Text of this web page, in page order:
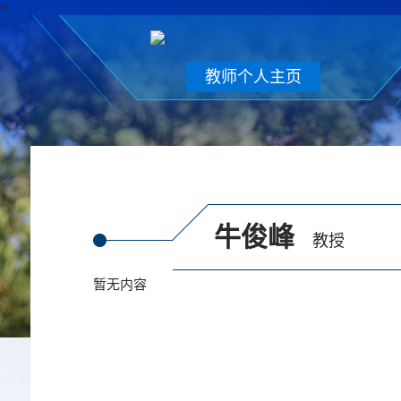
<
教师个人主页
牛俊峰 教授
暂无内容